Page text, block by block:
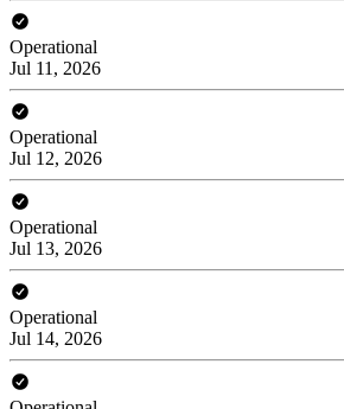
Operational
Jul 11, 2026
Operational
Jul 12, 2026
Operational
Jul 13, 2026
Operational
Jul 14, 2026